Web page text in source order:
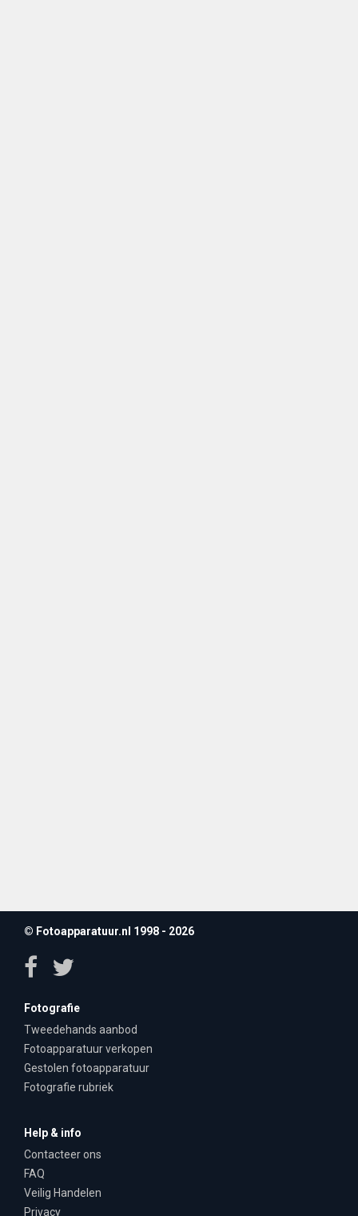
© Fotoapparatuur.nl 1998 - 2026
Fotografie
Tweedehands aanbod
Fotoapparatuur verkopen
Gestolen fotoapparatuur
Fotografie rubriek
Help & info
Contacteer ons
FAQ
Veilig Handelen
Privacy